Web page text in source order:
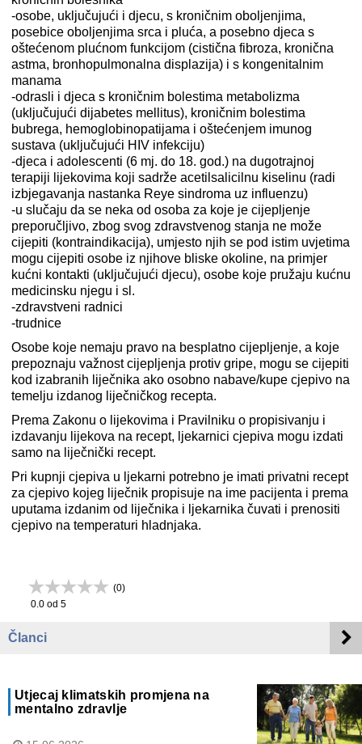
-osobe, uključujući i djecu, s kroničnim oboljenjima,
posebice oboljenjima srca i pluća, a posebno djeca s
oštećenom plućnom funkcijom (cistična fibroza, kronična
astma, bronhopulmonalna displazija) i s kongenitalnim
manama
-odrasli i djeca s kroničnim bolestima metabolizma
(uključujući dijabetes mellitus), kroničnim bolestima
bubrega, hemoglobinopatijama i oštećenjem imunog
sustava (uključujući HIV infekciju)
-djeca i adolescenti (6 mj. do 18. god.) na dugotrajnoj
terapiji lijekovima koji sadrže acetilsalicilnu kiselinu (radi
izbjegavanja nastanka Reye sindroma uz influenzu)
-u slučaju da se neka od osoba za koje je cijepljenje
preporučljivo, zbog svog zdravstvenog stanja ne može
cijepiti (kontraindikacija), umjesto njih se pod istim uvjetima
mogu cijepiti osobe iz njihove bliske okoline, na primjer
kućni kontakti (uključujući djecu), osobe koje pružaju kućnu
medicinsku njegu i sl.
-zdravstveni radnici
-trudnice
Osobe koje nemaju pravo na besplatno cijepljenje, a koje
prepoznaju važnost cijepljenja protiv gripe, mogu se cijepiti
kod izabranih liječnika ako osobno nabave/kupe cjepivo na
temelju izdanog liječničkog recepta.
Prema Zakonu o lijekovima i Pravilniku o propisivanju i
izdavanju lijekova na recept, ljekarnici cjepiva mogu izdati
samo na liječnički recept.
Pri kupnji cjepiva u ljekarni potrebno je imati privatni recept
za cjepivo kojeg liječnik propisuje na ime pacijenta i prema
uputama izdanim od liječnika i ljekarnika čuvati i prenositi
cjepivo na temperaturi hladnjaka.
(0)
0.0 od 5
Članci
Utjecaj klimatskih promjena na
mentalno zdravlje